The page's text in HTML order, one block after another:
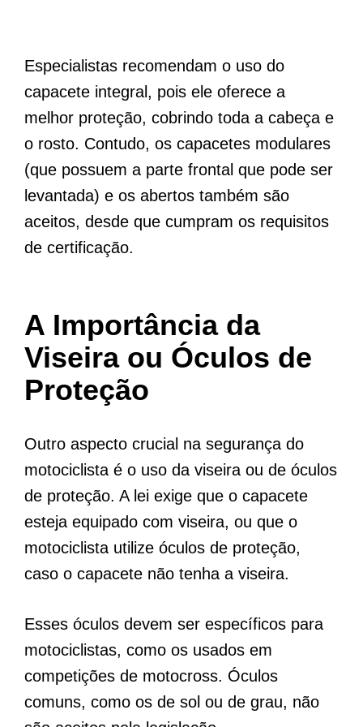
Especialistas recomendam o uso do
capacete integral, pois ele oferece a
melhor proteção, cobrindo toda a cabeça e
o rosto. Contudo, os capacetes modulares
(que possuem a parte frontal que pode ser
levantada) e os abertos também são
aceitos, desde que cumpram os requisitos
de certificação.
A Importância da
Viseira ou Óculos de
Proteção
Outro aspecto crucial na segurança do
motociclista é o uso da viseira ou de óculos
de proteção. A lei exige que o capacete
esteja equipado com viseira, ou que o
motociclista utilize óculos de proteção,
caso o capacete não tenha a viseira.
Esses óculos devem ser específicos para
motociclistas, como os usados em
competições de motocross. Óculos
comuns, como os de sol ou de grau, não